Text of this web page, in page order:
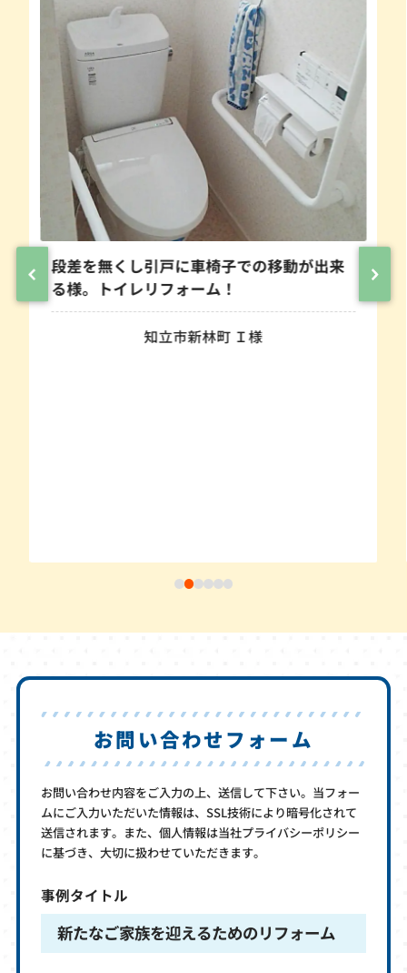
段差を無くし引戸に車椅子での移動が出来
る様。トイレリフォーム！
知立市新林町 Ｉ様
お問い合わせフォーム
お問い合わせ内容をご入力の上、送信して下さい。当フォー
ムにご入力いただいた情報は、SSL技術により暗号化されて
送信されます。また、個人情報は当社プライバシーポリシー
に基づき、大切に扱わせていただきます。
事例タイトル
新たなご家族を迎えるためのリフォーム